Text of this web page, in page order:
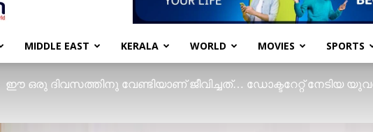
MIDDLE EAST KERALA WORLD MOVIES SPORTS
ഈ ഒരു ദിവസത്തിനു വേണ്ടിയാണ് ജീവിച്ചത്… ഡോക്ടറേറ്റ് നേടിയ